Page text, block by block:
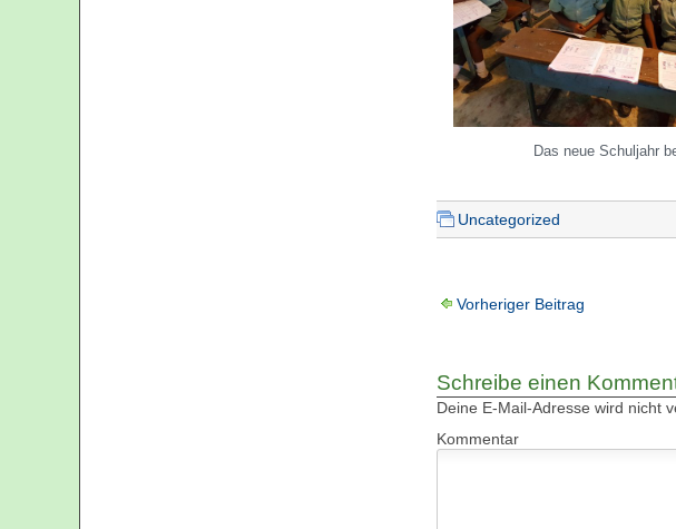
Das neue Schuljahr
Uncategorized
Vorheriger Beitrag
Schreibe einen
Deine E-Mail-Adresse wird nicht
Kommentar